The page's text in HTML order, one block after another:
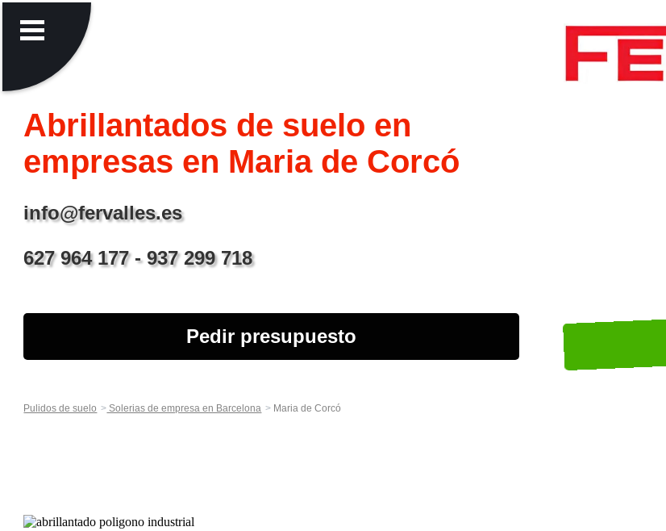
Abrillantados de suelo en
empresas en Maria de Corcó
info@fervalles.es
627 964 177 - 937 299 718
Pedir presupuesto
Pulidos de suelo Solerias de empresa en Barcelona Maria de Corcó